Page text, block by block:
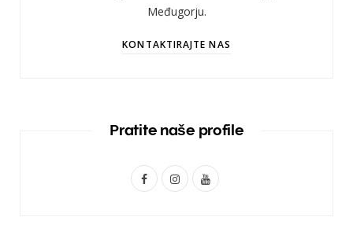
Međugorju.
KONTAKTIRAJTE NAS
Pratite naše profile
F
I
Y